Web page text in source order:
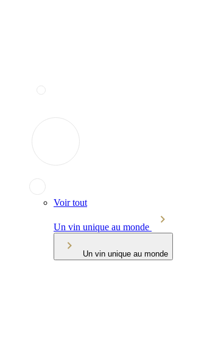
Voir tout
Un vin unique au monde
Un vin unique au monde